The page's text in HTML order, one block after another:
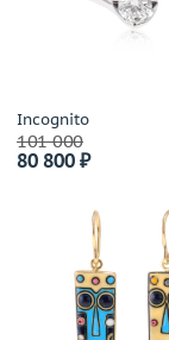
Dario & Pietro
De Dears
De Grisogono
Della Riva
Di Modolo
Diamanti
Diamond
Dior
Incognito
101 000
80 800 ₽